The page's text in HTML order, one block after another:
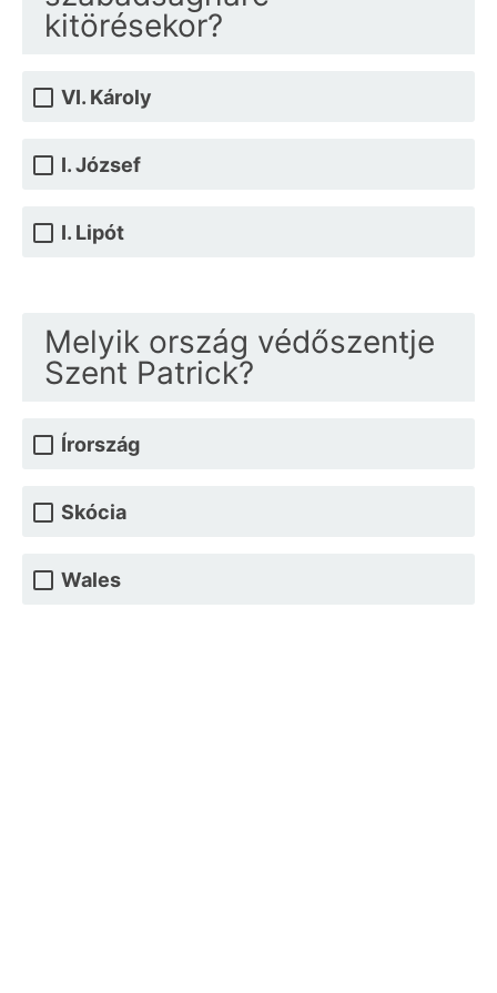
kitörésekor?
VI. Károly
I. József
I. Lipót
Melyik ország védőszentje
Szent Patrick?
Írország
Skócia
Wales